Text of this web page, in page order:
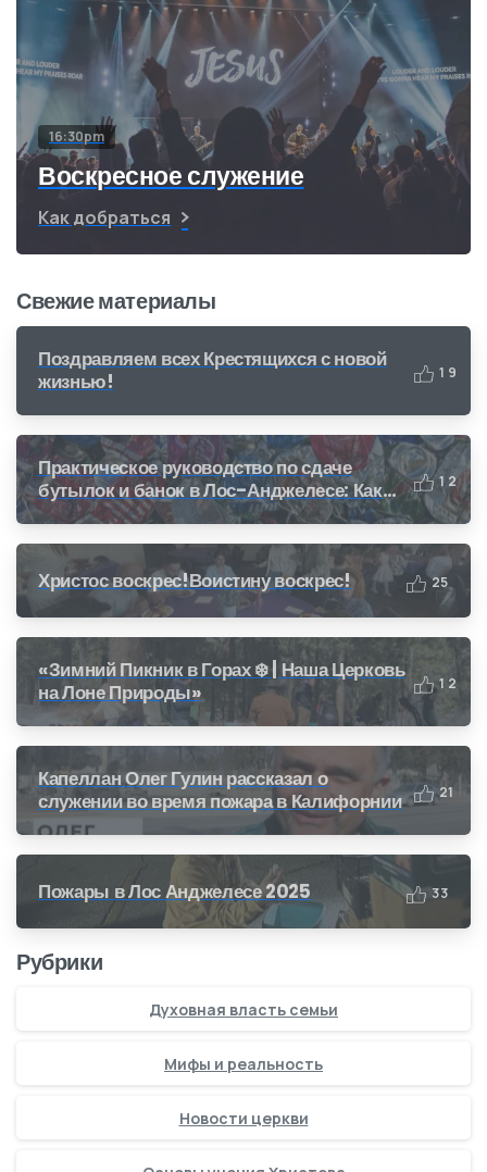
16:30pm
Воскресное служение
Как добраться
Свежие материалы
Поздравляем всех Крестящихся с новой
жизнью!
1 9
Практическое руководство по сдаче
бутылок и банок в Лос-Анджелесе: Как
получить деньги за переработку (CRV)
1 2
Христос воскрес!Воистину воскрес! 25
«Зимний Пикник в Горах ❄️ | Наша Церковь
на Лоне Природы»
1 2
Капеллан Олег Гулин рассказал о
служении во время пожара в Калифорнии
21
Пожары в Лос Анджелесе 2025 33
Рубрики
Духовная власть семьи
Мифы и реальность
Новости церкви